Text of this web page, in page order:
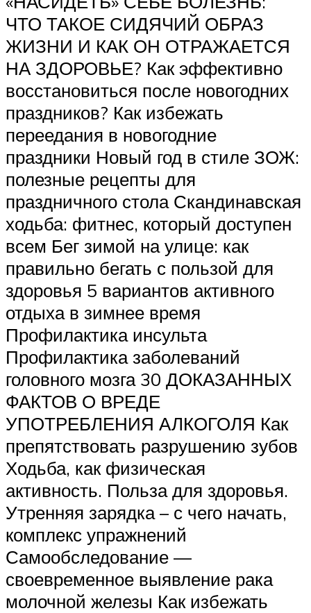
ЧТО ТАКОЕ СИДЯЧИЙ ОБРАЗ
ЖИЗНИ И КАК ОН ОТРАЖАЕТСЯ
НА ЗДОРОВЬЕ? Как эффективно
восстановиться после новогодних
праздников? Как избежать
переедания в новогодние
праздники Новый год в стиле ЗОЖ:
полезные рецепты для
праздничного стола Скандинавская
ходьба: фитнес, который доступен
всем Бег зимой на улице: как
правильно бегать с пользой для
здоровья 5 вариантов активного
отдыха в зимнее время
Профилактика инсульта
Профилактика заболеваний
головного мозга 30 ДОКАЗАННЫХ
ФАКТОВ О ВРЕДЕ
УПОТРЕБЛЕНИЯ АЛКОГОЛЯ Как
препятствовать разрушению зубов
Ходьба, как физическая
активность. Польза для здоровья.
Утренняя зарядка – с чего начать,
комплекс упражнений
Самообследование —
своевременное выявление рака
молочной железы Как избежать